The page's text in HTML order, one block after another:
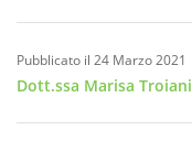
Pubblicato il 24 Marzo 2021
Dott.ssa Marisa Troiani